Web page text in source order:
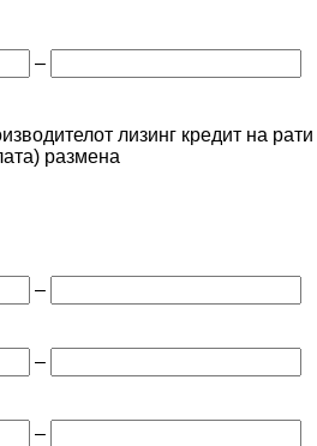
–
лизинг кредит на рати
размена
–
–
–